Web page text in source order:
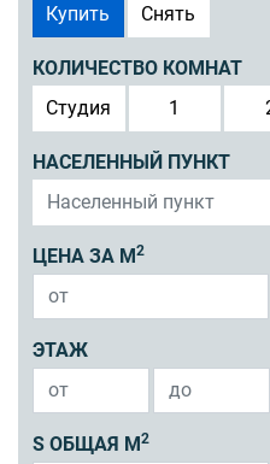
Купить
Снять
КОЛИЧЕСТВО КОМНАТ
Студия
1
НАСЕЛЕННЫЙ ПУНКТ
ЦЕНА ЗА М 2
ЭТАЖ
S ОБЩАЯ М 2